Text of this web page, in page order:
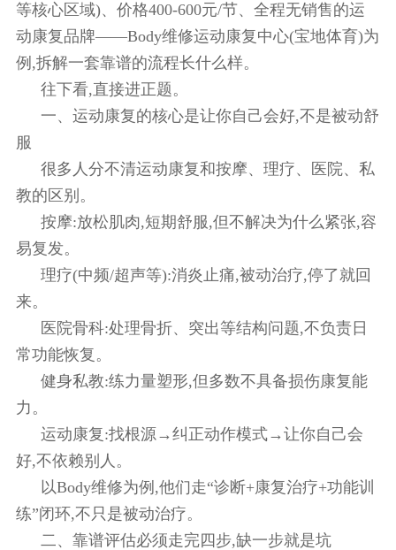
等核心区域)、价格400-600元/节、全程无销售的运
动康复品牌——Body维修运动康复中心(宝地体育)为
例,拆解一套靠谱的流程长什么样。
往下看,直接进正题。
一、运动康复的核心是让你自己会好,不是被动舒
服
很多人分不清运动康复和按摩、理疗、医院、私
教的区别。
按摩:放松肌肉,短期舒服,但不解决为什么紧张,容
易复发。
理疗(中频/超声等):消炎止痛,被动治疗,停了就回
来。
医院骨科:处理骨折、突出等结构问题,不负责日
常功能恢复。
健身私教:练力量塑形,但多数不具备损伤康复能
力。
运动康复:找根源→纠正动作模式→让你自己会
好,不依赖别人。
以Body维修为例,他们走“诊断+康复治疗+功能训
练”闭环,不只是被动治疗。
二、靠谱评估必须走完四步,缺一步就是坑